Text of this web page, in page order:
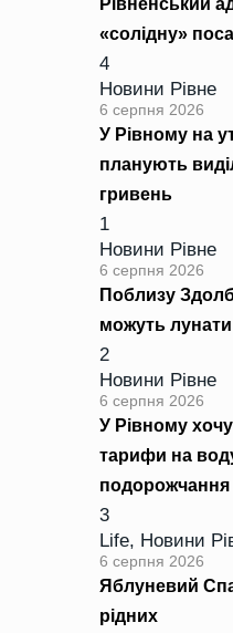
«солідну»
4
Новини Рівне
6 серпня 2026
У Рівному на
планують
гривень
1
Новини Рівне
6 серпня 2026
Поблизу
можуть
2
Новини Рівне
6 серпня 2026
У Рівному
тарифи на
подорожчання
3
Life, Новини
6 серпня 2026
Яблуневий
рідних